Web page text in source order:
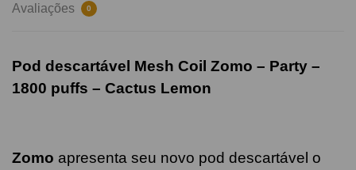
Avaliações 0
Pod descartável Mesh Coil Zomo – Party –
1800 puffs – Cactus Lemon
Zomo apresenta seu novo pod descartável o